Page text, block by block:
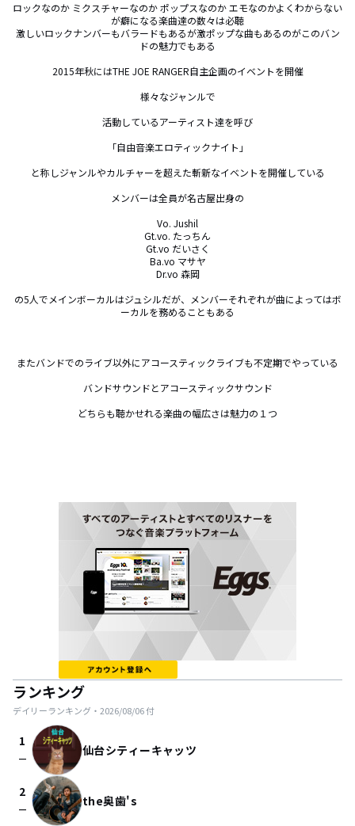
ロックなのか ミクスチャーなのか ポップスなのか エモなのかよくわからない
が癖になる楽曲達の数々は必聴
激しいロックナンバーもバラードもあるが激ポップな曲もあるのがこのバン
ドの魅力でもある
2015年秋にはTHE JOE RANGER自主企画のイベントを開催
様々なジャンルで
活動しているアーティスト達を呼び
「自由音楽エロティックナイト」
と称しジャンルやカルチャーを超えた斬新なイベントを開催している
メンバーは全員が名古屋出身の
Vo. Jushil
Gt.vo. たっちん
Gt.vo だいさく
Ba.vo マサヤ
Dr.vo 森岡
の5人でメインボーカルはジュシルだが、メンバーそれぞれが曲によってはボ
ーカルを務めることもある
またバンドでのライブ以外にアコースティックライブも不定期でやっている
バンドサウンドとアコースティックサウンド
どちらも聴かせれる楽曲の幅広さは魅力の１つ
ランキング
デイリーランキング・ 2026/08/06付
1
check_indeterminate_small 仙台シティーキャッツ
2
check_indeterminate_small the奥歯's